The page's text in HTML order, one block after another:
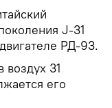
J-31
РД-93.
31
его